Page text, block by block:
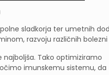
sladkorja ter umetnih
razvoju različnih bolezni
najboljša. Tako optimiziramo
imunskemu sistemu, da